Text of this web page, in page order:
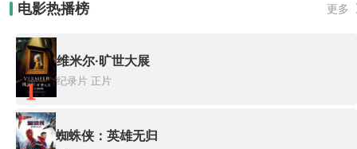
电影热播榜 更多
1
维米尔·旷世大展
纪录片 正片
蜘蛛侠：英雄无归